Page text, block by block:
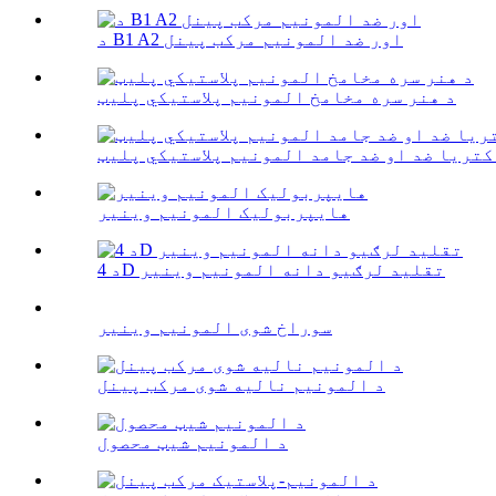
د B1 A2 اور ضد المونیم مرکب پینل
د هنر سره مخامخ المونیم پلاستيکي پلیټ
ضد او ضد جامد المونیم پلاستيکي پلیټ
هایپربولیک المونیم وینیر
د 4D تقلید لرګیو دانه المونیم وینیر
سوراخ شوی المونیم وینیر
د المونیم نالیه شوی مرکب پینل
د المونیم شیټ محصول